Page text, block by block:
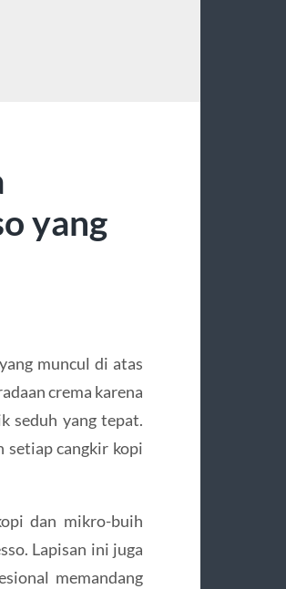
yang
muncul di atas
crema karena
seduh yang tepat.
setiap cangkir kopi
dan mikro-buih
Lapisan ini juga
memandang